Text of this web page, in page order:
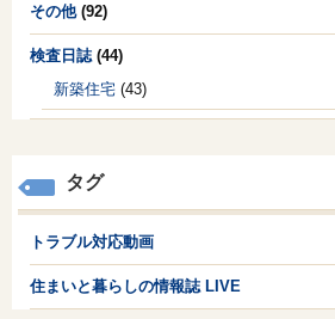
その他(92)
検査日誌 (44)
新築住宅 (43)
タグ
トラブル対応動画
住まいと暮らしの情報誌 LIVE